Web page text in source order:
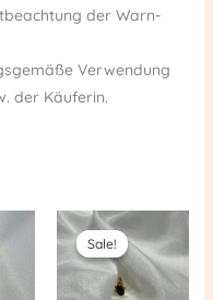
der Warn-
Verwendung
der Käuferin.
Sale!
Sale!
Original
price
was:
€ 7,90.
price
is:
€ 5,00.